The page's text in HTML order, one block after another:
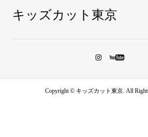
キッズカット東京
Copyright © キッズカット東京. All